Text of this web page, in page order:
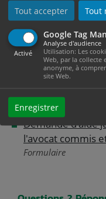
Tout accepter Tout
Google Tag
Activé
Analyse d'audience
Utilisation: Les
Web, par la
anonyme, à
site Web.
Enregistrer
Formulaire
Attestation de
l'assureur
Formulaire
Demande d'aide
Formulaire
Demande d'aide
l'avocat commis
Formulaire